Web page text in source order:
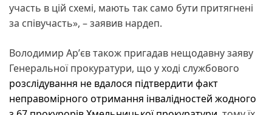
участь в цій схемі, мають так само бути притягнені
за співучасть», – заявив нардеп.
Володимир Арʼєв також пригадав нещодавну заяву
Генеральної прокуратури, що у ході службового
розслідування не вдалося підтвердити факт
неправомірного отримання інвалідностей жодного